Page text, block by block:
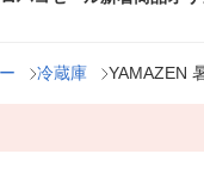
冷蔵庫 YAMAZEN